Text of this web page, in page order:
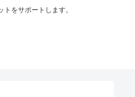
をサポートします。